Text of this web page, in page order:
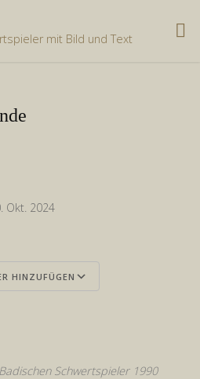
Okt. 2024
HINZUFÜGEN
Schwertspieler 1990